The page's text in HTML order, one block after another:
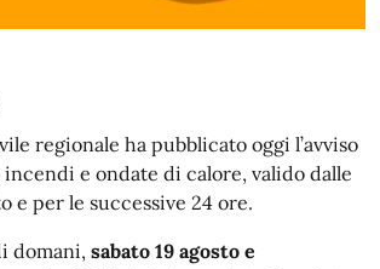
regionale ha pubblicato oggi l’avviso
incendi e ondate di calore, valido dalle
e per le successive 24 ore.
domani, sabato 19 agosto e